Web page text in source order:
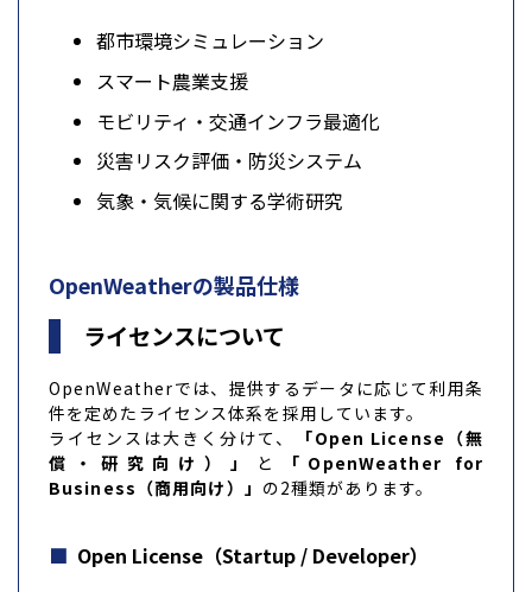
都市環境シミュレーション
スマート農業支援
モビリティ・交通インフラ最適化
災害リスク評価・防災システム
気象・気候に関する学術研究
OpenWeatherの製品仕様
ライセンスについて
OpenWeatherでは、提供するデータに応じて利用条
件を定めたライセンス体系を採用しています。
ライセンスは大きく分けて、
「Open License（無
償・研究向け）」
と
「OpenWeather for
Business（商用向け）」 の2種類があります。
Open License（Startup / Developer）